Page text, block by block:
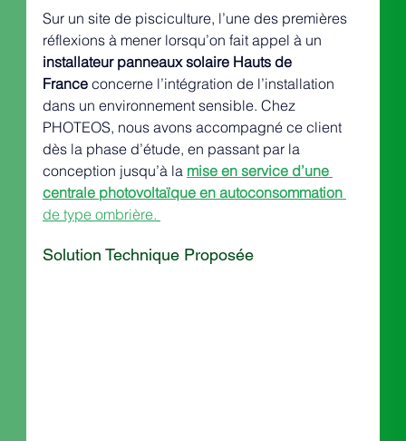
Sur un site de pisciculture, l’une des premières
réflexions à mener lorsqu’on fait appel à un
installateur panneaux solaire Hauts de
France concerne l’intégration de l’installation
dans un environnement sensible. Chez
PHOTEOS, nous avons accompagné ce client
dès la phase d’étude, en passant par la
conception jusqu’à la mise en service d’une
centrale photovoltaïque en autoconsommation
de type ombrière.
Solution Technique Proposée